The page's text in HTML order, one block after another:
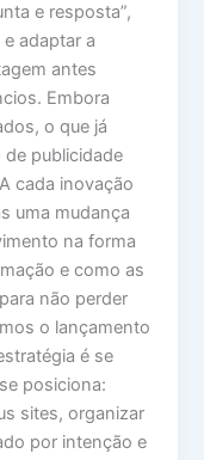
e resposta”,
adaptar a
antes
Embora
o que já
publicidade
cada inovação
uma mudança
na forma
e como as
não perder
o lançamento
é se
posiciona:
sites, organizar
por intenção e